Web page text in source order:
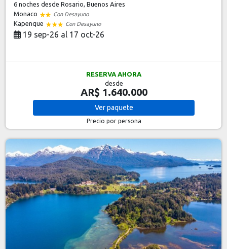
6 nochesdesde Rosario, Buenos Aires
Monaco
Con Desayuno
Kapenque Con Desayuno
19 sep-26 al 17 oct-26
RESERVA AHORA
desde
AR$ 1.640.000
Verpaquete
Precio por persona